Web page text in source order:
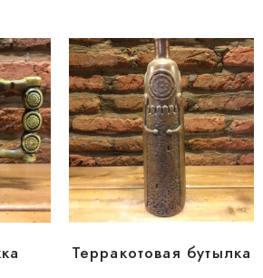
Терракотовая бутылка